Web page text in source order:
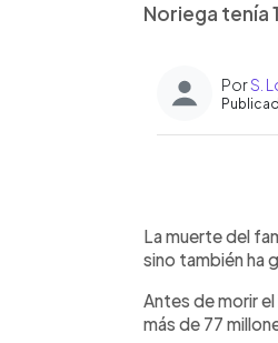
Noriega tenía
PorS.
La muerte del
sino también ha
Antes de morir
más de 77